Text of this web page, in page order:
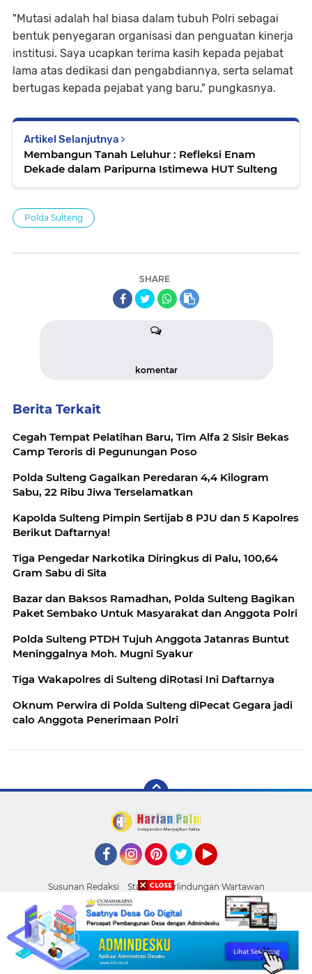
"Mutasi adalah hal biasa dalam tubuh Polri sebagai
bentuk penyegaran organisasi dan penguatan kinerja
institusi. Saya ucapkan terima kasih kepada pejabat
lama atas dedikasi dan pengabdiannya, serta selamat
bertugas kepada pejabat yang baru," pungkasnya.
Artikel Selanjutnya
Membangun Tanah Leluhur : Refleksi Enam
Dekade dalam Paripurna Istimewa HUT Sulteng
Polda Sulteng
SHARE
komentar
Berita Terkait
Cegah Tempat Pelatihan Baru, Tim Alfa 2 Sisir Bekas
Camp Teroris di Pegunungan Poso
Polda Sulteng Gagalkan Peredaran 4,4 Kilogram
Sabu, 22 Ribu Jiwa Terselamatkan
Kapolda Sulteng Pimpin Sertijab 8 PJU dan 5 Kapolres
Berikut Daftarnya!
Tiga Pengedar Narkotika Diringkus di Palu, 100,64
Gram Sabu di Sita
Bazar dan Baksos Ramadhan, Polda Sulteng Bagikan
Paket Sembako Untuk Masyarakat dan Anggota Polri
Polda Sulteng PTDH Tujuh Anggota Jatanras Buntut
Meninggalnya Moh. Mugni Syakur
Tiga Wakapolres di Sulteng diRotasi Ini Daftarnya
Oknum Perwira di Polda Sulteng diPecat Gegara jadi
calo Anggota Penerimaan Polri
Susunan Redaksi
Standar Perlindungan Wartawan
Pasang Iklan
Tentang Kami Pedoman Media Siber
Palu
undangan Silaturahmi Pimpinan APH di Sulteng : Kapolda dan
Copyright ©2026 HARIAN PALU